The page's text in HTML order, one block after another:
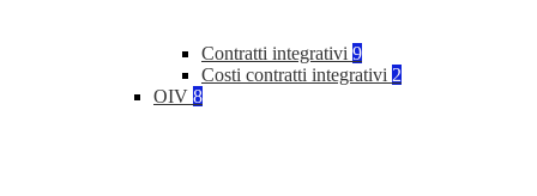
Contratti integrativi 9
Costi contratti integrativi 2
OIV 8